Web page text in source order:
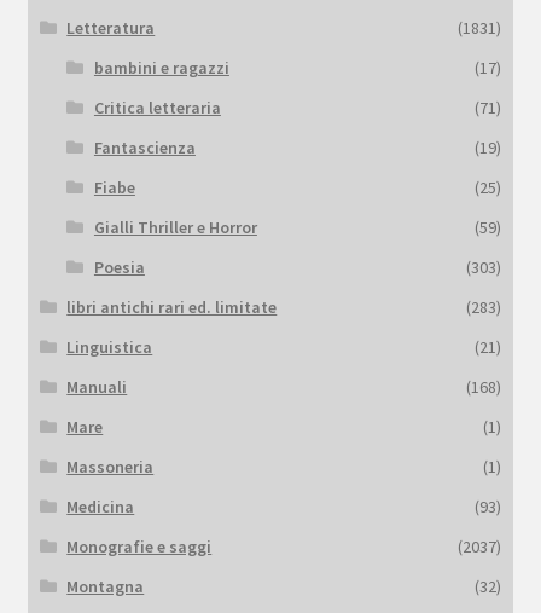
Letteratura
(1831)
bambini e ragazzi
(17)
Critica letteraria
(71)
Fantascienza
(19)
Fiabe
(25)
Gialli Thriller e Horror
(59)
Poesia
(303)
libri antichi rari ed. limitate
(283)
Linguistica
(21)
Manuali
(168)
Mare
(1)
Massoneria
(1)
Medicina
(93)
Monografie e saggi
(2037)
Montagna
(32)